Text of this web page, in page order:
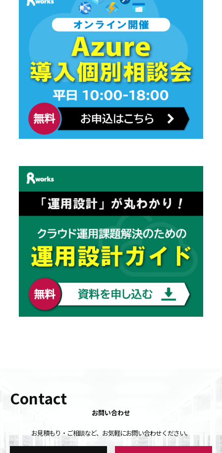
Contact
お問い合わせ
お見積もり・ご相談など、お気軽にお問い合わせください。